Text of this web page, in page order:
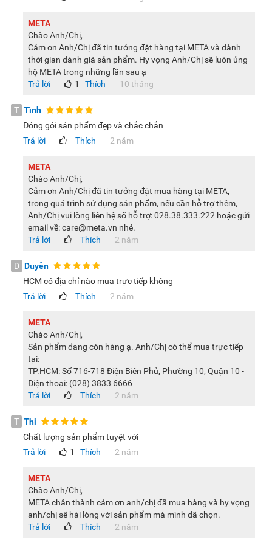
META
Chào Anh/Chị,
Cảm ơn Anh/Chị đã tin tưởng đặt hàng tại META và dành
thời gian đánh giá sản phẩm. Hy vọng Anh/Chị sẽ luôn ủng
hộ META trong những lần sau ạ
Trả lời
Thích
1 10 tháng
T Tình
Đóng gói sản phẩm đẹp và chắc chắn
Trả lời
Thích 2 năm
META
Chào Anh/Chị,
Cảm ơn Anh/Chị đã tin tưởng đặt mua hàng tại META,
trong quá trình sử dụng sản phẩm, nếu cần hỗ trợ thêm,
Anh/Chị vui lòng liên hệ số hỗ trợ: 028.38.333.222 hoặc gửi
email về: care@meta.vn nhé.
Trả lời
Thích 2 năm
D Duyên
HCM có địa chỉ nào mua trực tiếp không
Trả lời
Thích 2 năm
META
Chào Anh/Chị,
Sản phẩm đang còn hàng ạ. Anh/Chị có thể mua trực tiếp
tại:
TP.HCM: Số 716-718 Điện Biên Phủ, Phường 10, Quận 10 -
Điện thoại: (028) 3833 6666
Trả lời
Thích 2 năm
T Thi
Chất lượng sản phẩm tuyệt vời
Trả lời
Thích
1 2 năm
META
Chào Anh/Chị,
META chân thành cảm ơn anh/chị đã mua hàng và hy vọng
anh/chị sẽ hài lòng với sản phẩm mà mình đã chọn.
Trả lời
Thích 2 năm